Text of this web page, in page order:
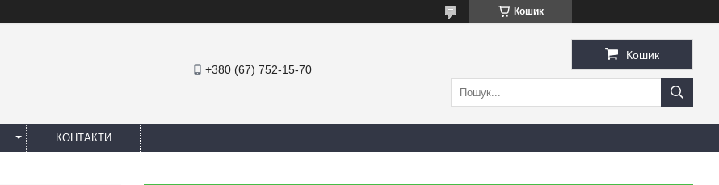
Кошик
+380 (67) 752-15-70
Кошик
КОНТАКТИ